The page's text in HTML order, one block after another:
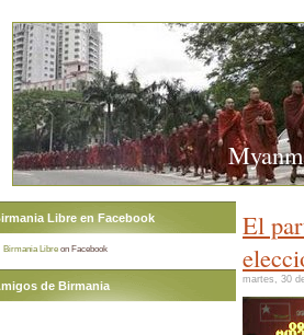
El
martes, 30
Libre en Facebook
Birmania Libre on Facebook
de Birmania